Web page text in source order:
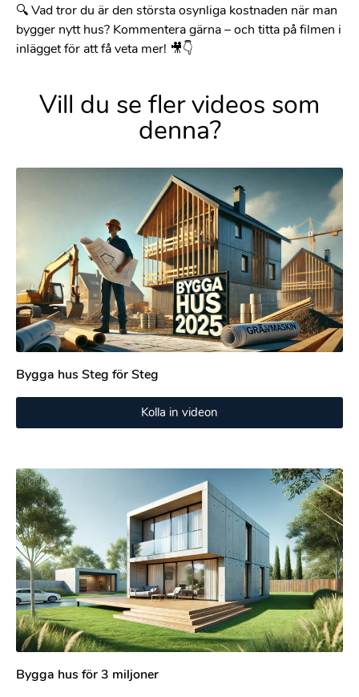
🔍 Vad tror du är den största osynliga kostnaden när man
bygger nytt hus? Kommentera gärna – och titta på filmen i
inlägget för att få veta mer! 🎥👇
Vill du se fler videos som
denna?
Bygga hus Steg för Steg
Kolla in videon
Bygga hus för 3 miljoner